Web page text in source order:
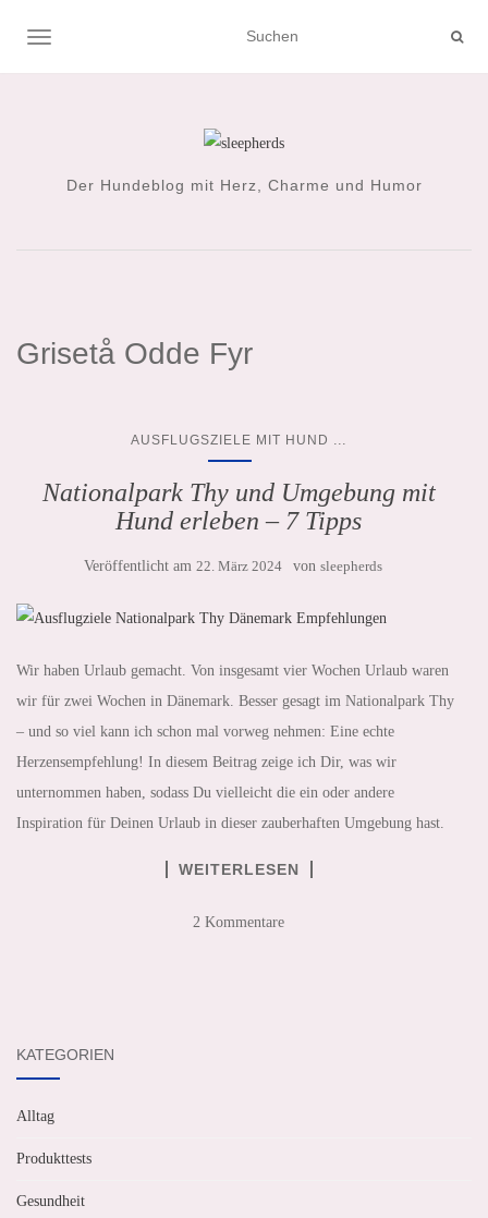
NAVIGATION UMSCHALTEN
Der Hundeblog mit Herz, Charme und Humor
Grisetå Odde Fyr
AUSFLUGSZIELE MIT HUND
Nationalpark Thy und Umgebung mit
Hund erleben – 7 Tipps
Veröffentlicht am 22. März 2024 von sleepherds
Wir haben Urlaub gemacht. Von insgesamt vier Wochen Urlaub waren
wir für zwei Wochen in Dänemark. Besser gesagt im Nationalpark Thy
– und so viel kann ich schon mal vorweg nehmen: Eine echte
Herzensempfehlung! In diesem Beitrag zeige ich Dir, was wir
unternommen haben, sodass Du vielleicht die ein oder andere
Inspiration für Deinen Urlaub in dieser zauberhaften Umgebung hast.
WEITERLESEN
2 Kommentare
KATEGORIEN
Alltag
Produkttests
Gesundheit